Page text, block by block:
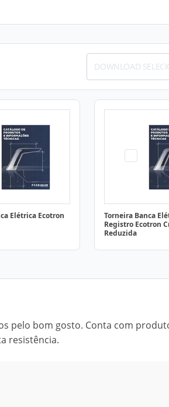
DOWNLOAD
Elétrica Ecotron
Torneira Banca
Registro Ecotron
Reduzida
pelo bom gosto. Conta com
resistência.